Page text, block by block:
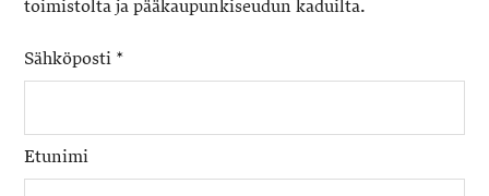
toimistolta ja pääkaupunkiseudun kaduilta.
Sähköposti *
Etunimi